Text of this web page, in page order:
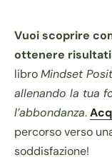
Vuoi scoprire
ottenere
libroMindset
allenando la tua
l’abbondanza.
percorso verso
soddisfazione!